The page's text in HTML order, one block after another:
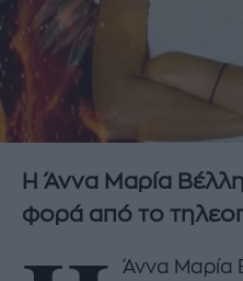
Η Άννα Μαρία
φορά από το
Άννα Μαρία